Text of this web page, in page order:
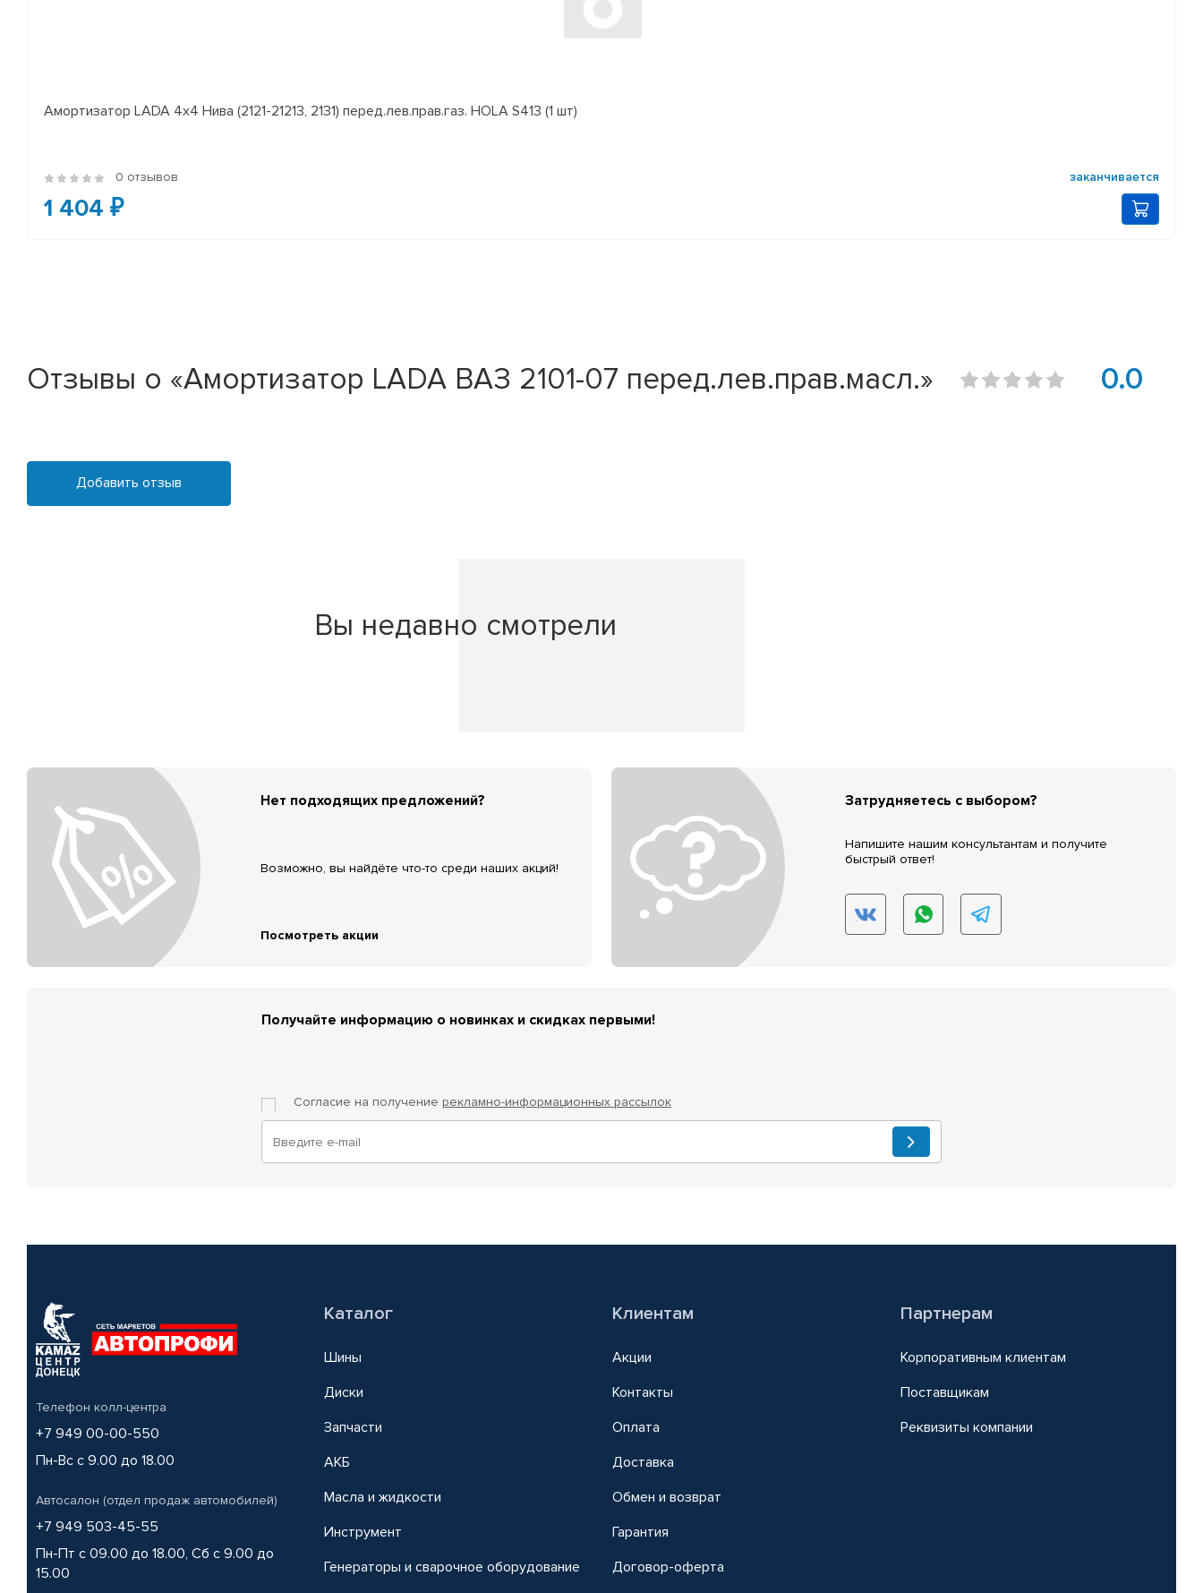
Амортизатор LADA 4x4 Нива (2121-21213, 2131) перед.лев.прав.газ. HOLA S413 (1 шт)
0 отзывов заканчивается
1 404 ₽
Отзывы о «Амортизатор LADA ВАЗ 2101-07 перед.лев.прав.масл.» 0.0
Добавить отзыв
Вы недавно смотрели
Нет подходящих предложений?
Возможно, вы найдёте что-то среди наших акций!
Посмотреть акции
Затрудняетесь с выбором?
Напишите нашим консультантам и получите
быстрый ответ!
Получайте информацию о новинках и скидках первыми!
Согласие на получение рекламно-информационных рассылок
Телефон колл-центра
+7 949 00-00-550
Пн-Вс с 9.00 до 18.00
Автосалон (отдел продаж автомобилей)
+7 949 503-45-55
Пн-Пт с 09.00 до 18.00, Сб с 9.00 до
15.00
Каталог
Шины
Диски
Запчасти
АКБ
Масла и жидкости
Инструмент
Генераторы и сварочное оборудование
Клиентам
Акции
Контакты
Оплата
Доставка
Обмен и возврат
Гарантия
Договор-оферта
Партнерам
Корпоративным клиентам
Поставщикам
Реквизиты компании